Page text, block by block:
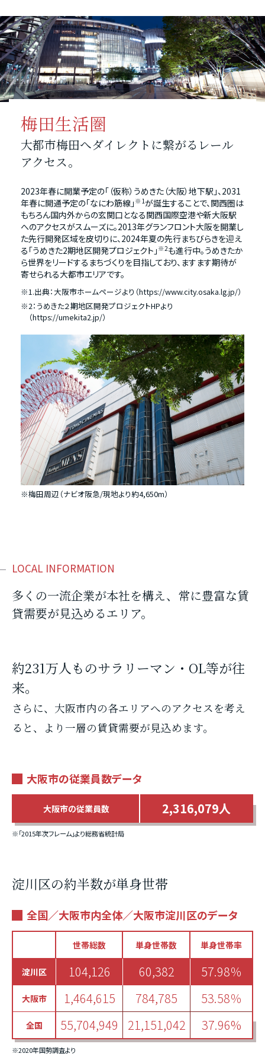
梅田生活圏
大都市梅田へダイレクトに繋がるレール
アクセス。
2023年春に開業予定の「（仮称）うめきた（大阪）地下駅」、2031
年春に開通予定の「なにわ筋線」 ※1が誕生することで、関西圏は
もちろん国内外からの玄関口となる関西国際空港や新大阪駅
へのアクセスがスムーズに。2013年グランフロント大阪を開業し
た先行開発区域を皮切りに、2024年夏の先行まちびらきを迎え
る「うめきた2期地区開発プロジェクト」 ※2も進行中。うめきたか
ら世界をリードするまちづくりを目指しており、ますます期待が
寄せられる大都市エリアです。
※1.出典：大阪市ホームページより （https://www.city.osaka.lg.jp/）
※2：うめきた２期地区開発プロジェクトHPより
（https://umekita2.jp/）
※梅田周辺（ナビオ阪急/現地より約4,650m）
LOCAL INFORMATION
多くの一流企業が本社を構え、常に豊富な賃
貸需要が見込めるエリア。
約231万人ものサラリーマン・OL等が往
来。
さらに、大阪市内の各エリアへのアクセスを考え
ると、より一層の賃貸需要が見込めます。
大阪市の従業員数データ
大阪市の従業員数 2,316,079人
※「2015年次フレーム」より総務省統計局
淀川区の約半数が単身世帯
全国／大阪市内全体／大阪市淀川区のデータ
世帯総数 単身世帯数 単身世帯率
淀川区 104,126 60,382 57.98％
大阪市 1,464,615 784,785 53.58％
全国 55,704,949 21,151,042 37.96%
※2020年国勢調査より